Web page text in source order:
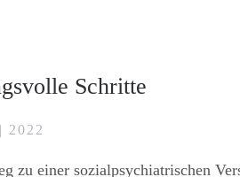
Schritte
2022
zu einer sozialpsychiatrischen